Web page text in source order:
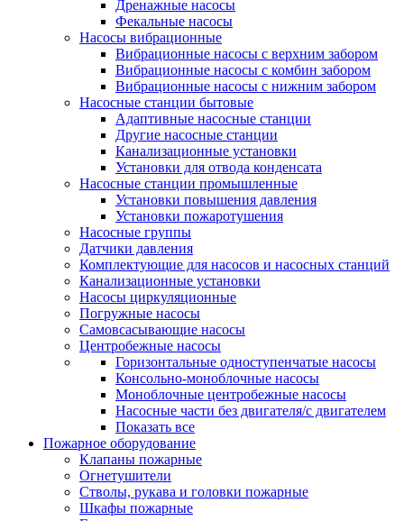
Дренажные насосы
Фекальные насосы
Насосы вибрационные
Вибрационные насосы с верхним забором
Вибрационные насосы с комбин забором
Вибрационные насосы с нижним забором
Насосные станции бытовые
Адаптивные насосные станции
Другие насосные станции
Канализационные установки
Установки для отвода конденсата
Насосные станции промышленные
Установки повышения давления
Установки пожаротушения
Насосные группы
Датчики давления
Комплектующие для насосов и насосных станций
Канализационные установки
Насосы циркуляционные
Погружные насосы
Самовсасывающие насосы
Центробежные насосы
Горизонтальные одноступенчатые насосы
Консольно-моноблочные насосы
Моноблочные центробежные насосы
Насосные части без двигателя/с двигателем
Показать все
Пожарное оборудование
Клапаны пожарные
Огнетушители
Стволы, рукава и головки пожарные
Шкафы пожарные